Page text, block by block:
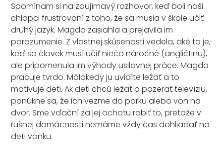
Spomínam si na zaujímavý rozhovor, keď boli naši
chlapci frustrovaní z toho, že sa musia v škole učiť
druhý jazyk. Magda zasiahla a prejavila im
porozumenie. Z vlastnej skúsenosti vedela, aké to je,
keď sa človek musí učiť niečo náročné (angličtinu),
ale pripomenula im výhody usilovnej práce. Magda
pracuje tvrdo. Málokedy ju uvidíte ležať a to
motivuje deti. Ak deti chcú ležať a pozerať televíziu,
ponúkne sa, že ich vezme do parku alebo von na
dvor. Sme vďační za jej ochotu robiť to, pretože v
rušnej domácnosti nemáme vždy čas dohliadať na
deti vonku.